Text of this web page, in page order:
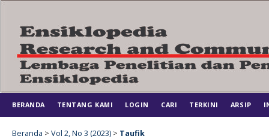
BERANDA TENTANG KAMI LOGIN CARI TERKINI ARSIP
Beranda > Vol 2, No 3 (2023) > Taufik